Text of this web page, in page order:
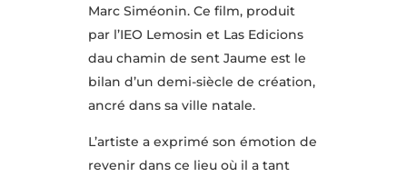
Marc Siméonin. Ce film, produit
par l’IEO Lemosin et Las Edicions
dau chamin de sent Jaume est le
bilan d’un demi-siècle de création,
ancré dans sa ville natale.
L’artiste a exprimé son émotion de
revenir dans ce lieu où il a tant